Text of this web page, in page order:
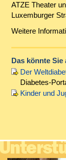
ATZE Theater
Luxemburger
Weitere
Das könnte
Der
Diabetes-
Kinder und